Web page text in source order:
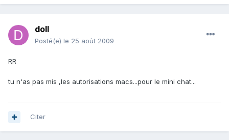
doll
Posté(e) le 25 août 2009
RR
tu n'as pas mis ,les autorisations macs...pour le mini chat...
Citer